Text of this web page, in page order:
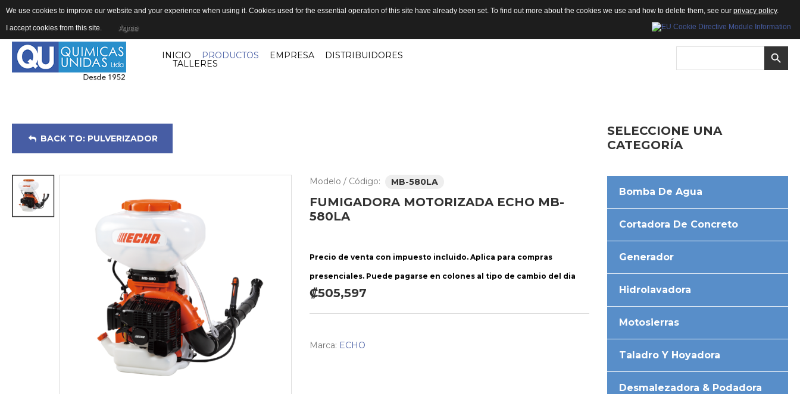
INICIO PRODUCTOS EMPRESA DISTRIBUIDORES
TALLERES
BACK TO: PULVERIZADOR
Modelo / Código: MB-580LA
FUMIGADORA MOTORIZADA ECHO MB-
580LA
Precio de venta con impuesto incluido. Aplica para compras
presenciales. Puede pagarse en colones al tipo de cambio del dia
₡505,597
Marca: ECHO
SELECCIONE UNA
CATEGORÍA
Bomba De Agua
Cortadora De Concreto
Generador
Hidrolavadora
Motosierras
Taladro Y Hoyadora
Desmalezadora & Podadora
We use cookies to improve our website and your experience when using it. Cookies used for the essential operation of this site have already been set. To find out more about the cookies we use and how to delete them, see our privacy policy.
I accept cookies from this site. Agree